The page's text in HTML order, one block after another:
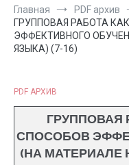
Главная
PDF архив
ГРУППОВАЯ РАБОТА
ЭФФЕКТИВНОГО
ЯЗЫКА) (7-16)
PDF АРХИВ
ГРУППОВАЯ
СПОСОБОВ
(НА МАТЕРИАЛЕ